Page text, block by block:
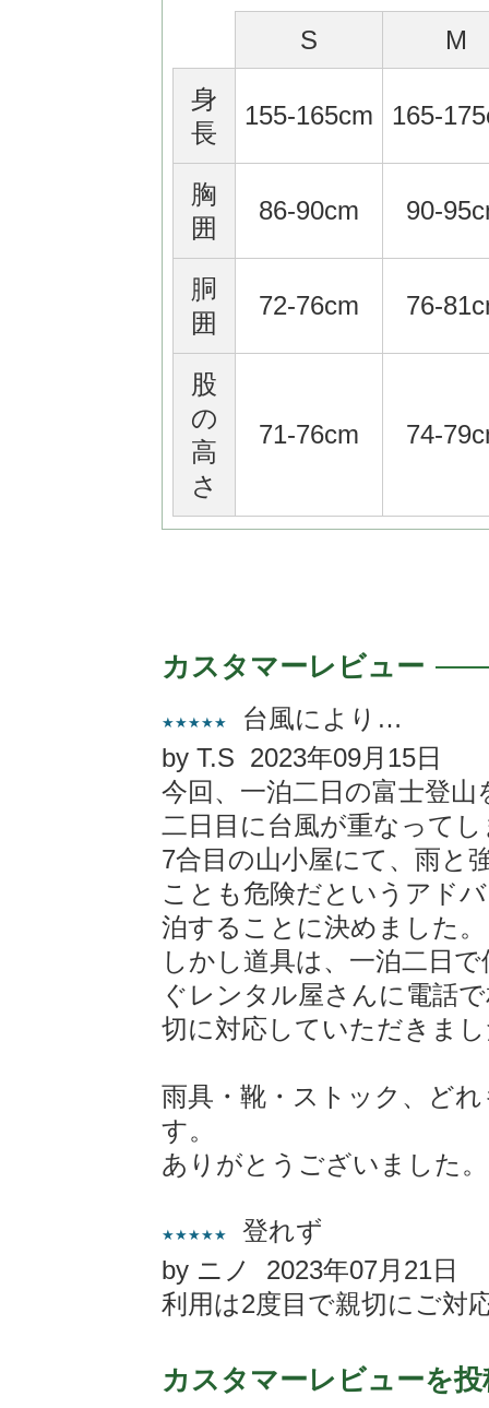
S
M
身
長
155-165cm 165-
胸
囲
86-90cm 90-
胴
囲
72-76cm 76-
股
の
高
さ
71-76cm 74-
カスタマーレビュー
★★★★★
台風により…
by T.S 2023年09月15日
今回、一泊二日の富士登
二日目に台風が重なって
7合目の山小屋にて、雨と
ことも危険だというアド
泊することに決めました。
しかし道具は、一泊二日
ぐレンタル屋さんに電話
切に対応していただきま
雨具・靴・ストック、ど
す。
ありがとうございました。
★★★★★
登れず
by ニノ 2023年07月21日
利用は2度目で親切にご対
カスタマーレビューを